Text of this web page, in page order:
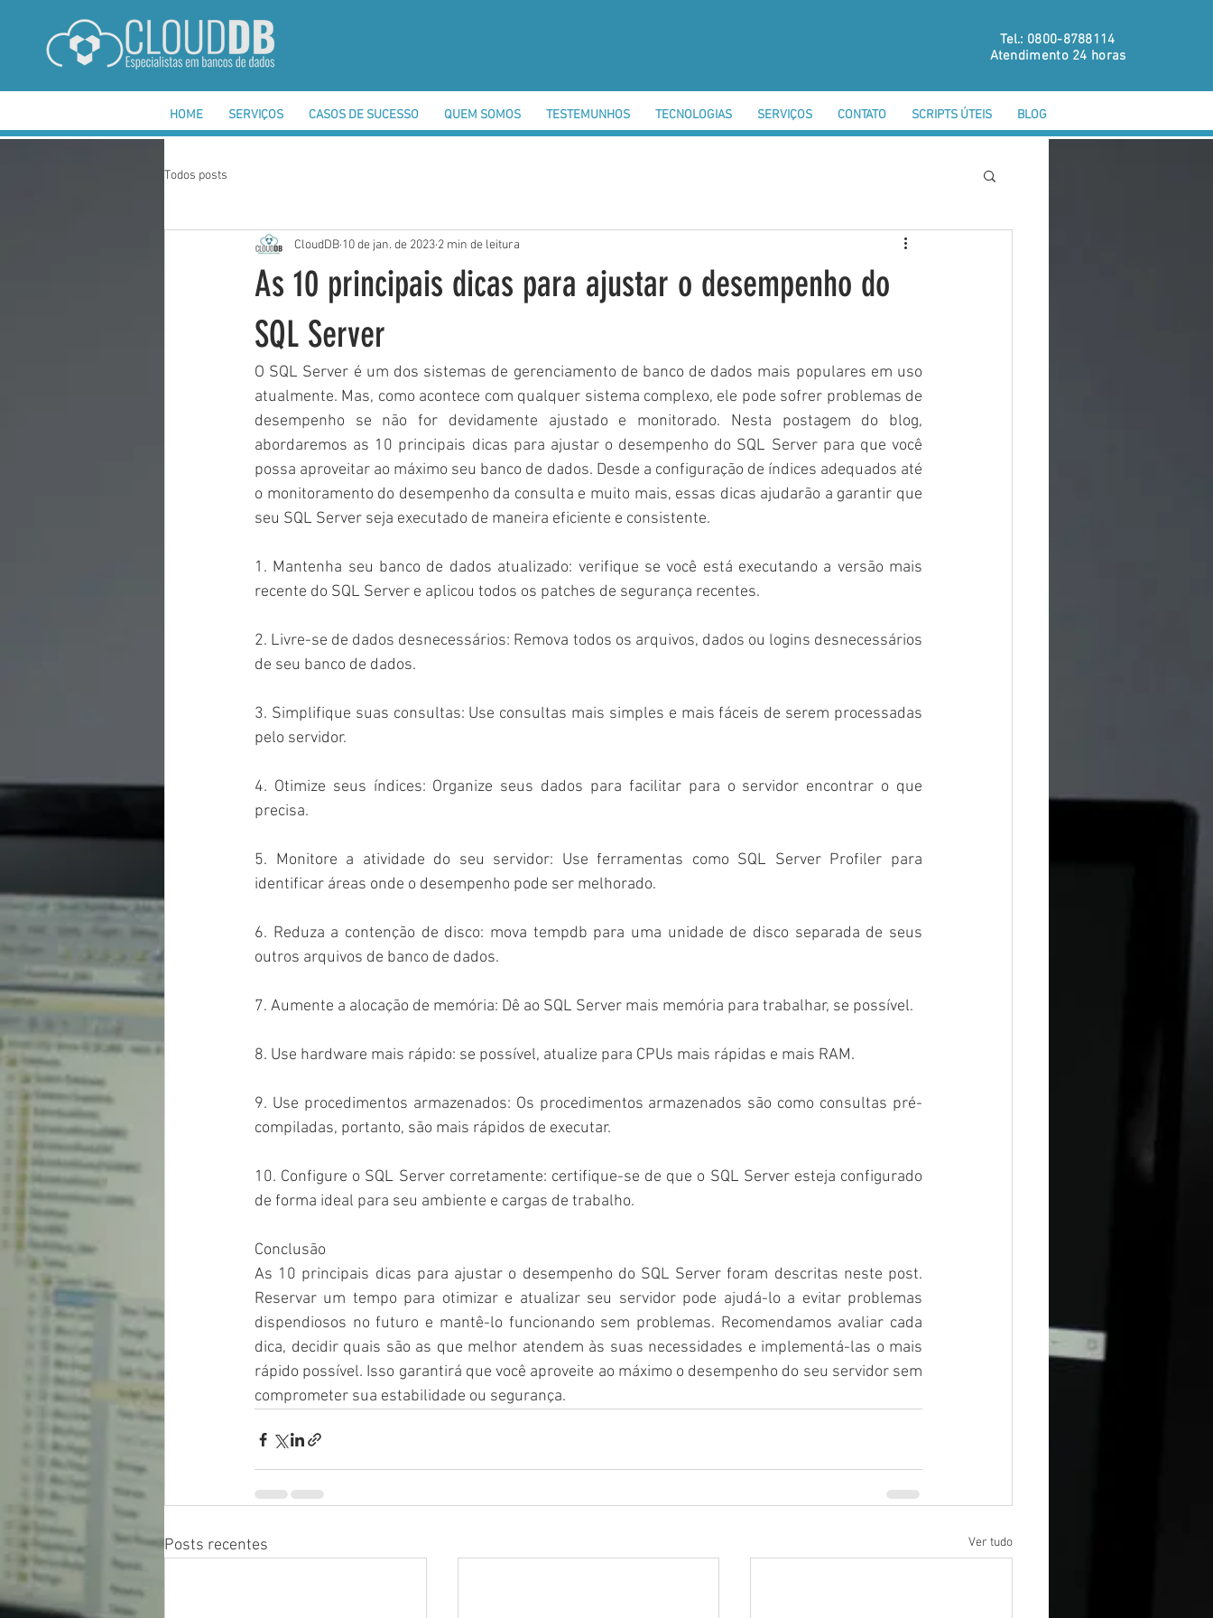
Tel.: 0800-8788114
Atendimento 24 horas
HOME SERVIÇOS CASOS DE SUCESSO QUEM SOMOS TESTEMUNHOS TECNOLOGIAS SERVIÇOS CONTATO SCRIPTS ÚTEIS BLOG
Todos posts
As 10 principais dicas para ajustar o desempenho do
SQL Server
CloudDB 10 de jan. de 2023 2 min de leitura
O SQL Server é um dos sistemas de gerenciamento de banco de dados mais populares em uso
atualmente. Mas, como acontece com qualquer sistema complexo, ele pode sofrer problemas de
desempenho se não for devidamente ajustado e monitorado. Nesta postagem do blog,
abordaremos as 10 principais dicas para ajustar o desempenho do SQL Server para que você
possa aproveitar ao máximo seu banco de dados. Desde a configuração de índices adequados até
o monitoramento do desempenho da consulta e muito mais, essas dicas ajudarão a garantir que
seu SQL Server seja executado de maneira eficiente e consistente.
1. Mantenha seu banco de dados atualizado: verifique se você está executando a versão mais
recente do SQL Server e aplicou todos os patches de segurança recentes.
2. Livre-se de dados desnecessários: Remova todos os arquivos, dados ou logins desnecessários
de seu banco de dados.
3. Simplifique suas consultas: Use consultas mais simples e mais fáceis de serem processadas
pelo servidor.
4. Otimize seus índices: Organize seus dados para facilitar para o servidor encontrar o que
precisa.
5. Monitore a atividade do seu servidor: Use ferramentas como SQL Server Profiler para
identificar áreas onde o desempenho pode ser melhorado.
6. Reduza a contenção de disco: mova tempdb para uma unidade de disco separada de seus
outros arquivos de banco de dados.
7. Aumente a alocação de memória: Dê ao SQL Server mais memória para trabalhar, se possível.
8. Use hardware mais rápido: se possível, atualize para CPUs mais rápidas e mais RAM.
9. Use procedimentos armazenados: Os procedimentos armazenados são como consultas pré-
compiladas, portanto, são mais rápidos de executar.
10. Configure o SQL Server corretamente: certifique-se de que o SQL Server esteja configurado
de forma ideal para seu ambiente e cargas de trabalho.
Conclusão
As 10 principais dicas para ajustar o desempenho do SQL Server foram descritas neste post.
Reservar um tempo para otimizar e atualizar seu servidor pode ajudá-lo a evitar problemas
dispendiosos no futuro e mantê-lo funcionando sem problemas. Recomendamos avaliar cada
dica, decidir quais são as que melhor atendem às suas necessidades e implementá-las o mais
rápido possível. Isso garantirá que você aproveite ao máximo o desempenho do seu servidor sem
comprometer sua estabilidade ou segurança.
Posts recentes Ver tudo